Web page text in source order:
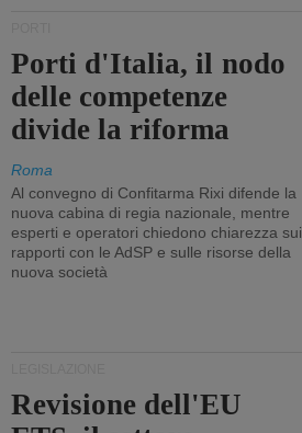
Porti d'Italia, il nodo
delle competenze
divide la riforma
Roma
Al convegno di Confitarma Rixi difende la
nuova cabina di regia nazionale, mentre
esperti e operatori chiedono chiarezza sui
rapporti con le AdSP e sulle risorse della
nuova società
Revisione dell'EU